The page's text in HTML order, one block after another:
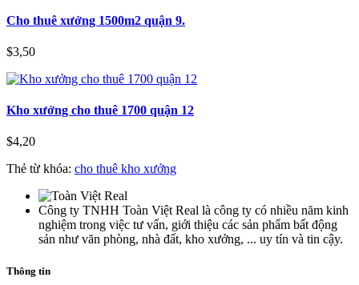
Cho thuê xưởng 1500m2 quận 9.
$3,50
Kho xưởng cho thuê 1700 quận 12
$4,20
Thẻ từ khóa: cho thuê kho xưởng
Công ty TNHH Toàn Việt Real là công ty có nhiều năm kinh
nghiệm trong việc tư vấn, giới thiệu các sản phẩm bất động
sản như văn phòng, nhà đất, kho xưởng, ... uy tín và tin cậy.
Thông tin